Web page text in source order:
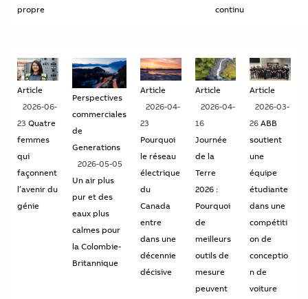
propre
continu
Article
2026-06-
23 Quatre
femmes
qui
façonnent
l’avenir du
génie
Perspectives
commerciales
de
Generations
2026-05-05
Un air plus
pur et des
eaux plus
calmes pour
la Colombie-
Britannique
Article
2026-04-
23
Pourquoi
le réseau
électrique
du
Canada
entre
dans une
décennie
décisive
Article
2026-04-
16
Journée
de la
Terre
2026 :
Pourquoi
de
meilleurs
outils de
mesure
peuvent
Article
2026-03-
26ABB
soutient
une
équipe
étudiante
dans une
compétiti
on de
conceptio
n de
voiture